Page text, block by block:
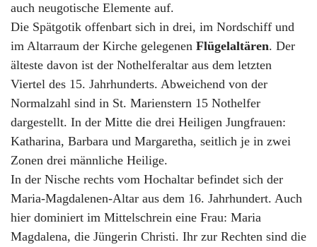
auch neugotische Elemente auf.
Die Spätgotik offenbart sich in drei, im Nordschiff und
im Altarraum der Kirche gelegenen Flügelaltären. Der
älteste davon ist der Nothelferaltar aus dem letzten
Viertel des 15. Jahrhunderts. Abweichend von der
Normalzahl sind in St. Marienstern 15 Nothelfer
dargestellt. In der Mitte die drei Heiligen Jungfrauen:
Katharina, Barbara und Margaretha, seitlich je in zwei
Zonen drei männliche Heilige.
In der Nische rechts vom Hochaltar befindet sich der
Maria-Magdalenen-Altar aus dem 16. Jahrhundert. Auch
hier dominiert im Mittelschrein eine Frau: Maria
Magdalena, die Jüngerin Christi. Ihr zur Rechten sind die